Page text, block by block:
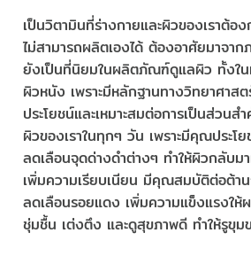
เป็นวิตามินที่ร่างกายและผิวของเราต้อง
ไม่สามารถผลิตเองได้ ต้องอาศัยมาจาก
ยังเป็นที่นิยมในผลิตภัณฑ์ดูแลผิว ทั้งใ
ผิวหนัง เพราะมีหลักฐานทางวิทยาศา
ประโยชน์และเหมาะสมต่อการเป็นส่วน
ผิวของเราในทุกๆ วัน เพราะมีคุณประโ
ลดเลือนจุดด่างดำต่างๆ ทำให้ผิวกลับม
เพิ่มความเรียบเนียน มีคุณสมบัติต่อต้าน
ลดเลือนรอยแดง เพิ่มความแข็งแรงให้
ชุ่มชื้น เต่งตึง และดูสุขภาพดี ทำให้รูขุม